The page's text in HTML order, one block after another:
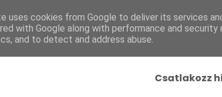
Címlap Helyi Hírek
Csatlakozz
uses cookies from Google to deliver its services
with Google along with performance and
and to detect and address abuse.